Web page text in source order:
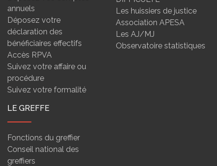
annuels
Déposez votre
déclaration des
bénéficiaires effectifs
Accès RPVA
Suivez votre affaire ou
procédure
Suivez votre formalité
Les huissiers de justice
Association APESA
Les AJ/MJ
Observatoire statistiques
LE GREFFE
Fonctions du greffier
Conseil national des
greffiers